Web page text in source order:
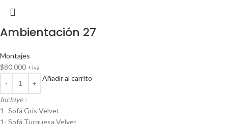
Ambientación 27
Montajes
$80.000 + iva
Añadir al carrito
Incluye :
1- Sofá Gris Velvet
1- Sofá Turquesa Velvet